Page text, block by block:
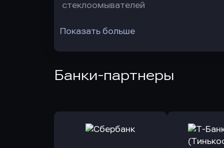
стеклоомывателей
Показать больше
Банки-партнеры